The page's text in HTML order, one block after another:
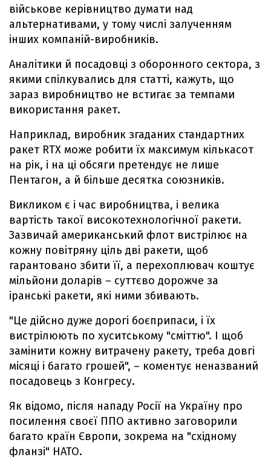
військове керівництво думати над
альтернативами, у тому числі залученням
інших компаній-виробників.
Аналітики й посадовці з оборонного сектора, з
якими спілкувались для статті, кажуть, що
зараз виробництво не встигає за темпами
використання ракет.
Наприклад, виробник згаданих стандартних
ракет RTX може робити їх максимум кількасот
на рік, і на ці обсяги претендує не лише
Пентагон, а й більше десятка союзників.
Викликом є і час виробництва, і велика
вартість такої високотехнологічної ракети.
Зазвичай американський флот вистрілює на
кожну повітряну ціль дві ракети, щоб
гарантовано збити її, а перехоплювач коштує
мільйони доларів – суттєво дорожче за
іранські ракети, які ними збивають.
"Це дійсно дуже дорогі боєприпаси, і їх
вистрілюють по хуситському "сміттю". І щоб
замінити кожну витрачену ракету, треба довгі
місяці і багато грошей", – коментує неназваний
посадовець з Конгресу.
Як відомо, після нападу Росії на Україну про
посилення своєї ППО активно заговорили
багато країн Європи, зокрема на "східному
фланзі" НАТО.